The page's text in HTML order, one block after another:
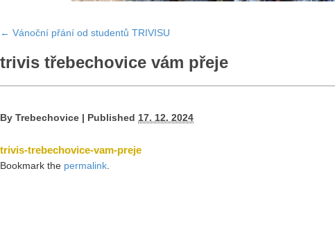
← Vánoční přání od studentů TRIVISU
trivis třebechovice vám přeje
By Trebechovice | Published 17. 12. 2024
trivis-trebechovice-vam-preje
Bookmark the permalink